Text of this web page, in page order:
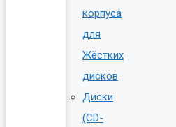
корпуса
для
Жёстких
дисков
Диски
(CD-